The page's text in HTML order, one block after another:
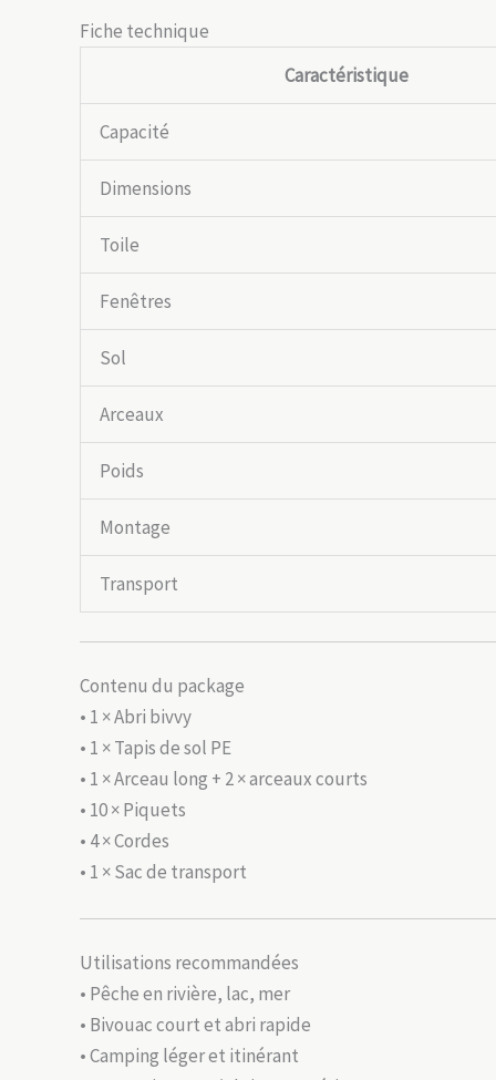
Fiche technique
Caractéristique
Capacité
Dimensions
Toile
Fenêtres
Sol
Arceaux
Poids
Montage
Transport
Contenu du package
• 1 × Abri bivvy
• 1 × Tapis de sol PE
• 1 × Arceau long + 2 × arceaux courts
• 10 × Piquets
• 4 × Cordes
• 1 × Sac de transport
Utilisations recommandées
• Pêche en rivière, lac, mer
• Bivouac court et abri rapide
• Camping léger et itinérant